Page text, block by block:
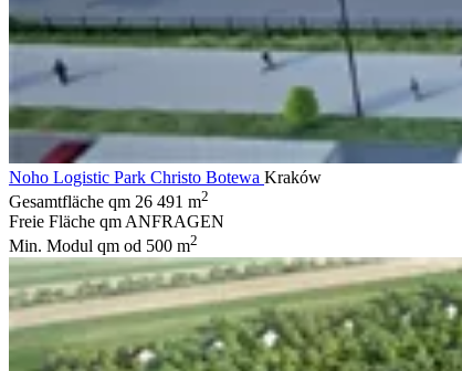
Noho Logistic Park Christo Botewa Kraków
Gesamtfläche qm 26 491 m2
Freie Fläche qm ANFRAGEN
Min. Modul qm od 500 m2